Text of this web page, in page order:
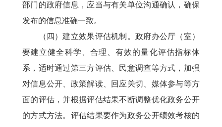
部门的政府信息，应当与有关单位沟通确认，确保
发布的信息准确一致。
（四）建立效果评估机制。政府办公厅（室）
要建立健全科学、合理、有效的量化评估指标体
系，适时通过第三方评估、民意调查等方式，加强
对信息公开、政策解读、回应关切、媒体参与等方
面的评估，并根据评估结果不断调整优化政务公开
的方式方法。评估结果要作为政务公开绩效考核的